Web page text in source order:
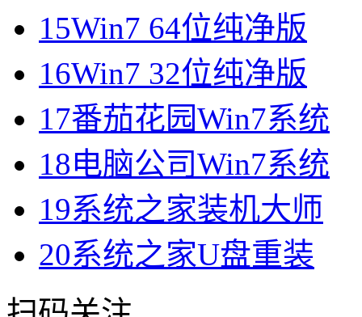
15Win7 64位纯净版
16Win7 32位纯净版
17番茄花园Win7系统
18电脑公司Win7系统
19系统之家装机大师
20系统之家U盘重装